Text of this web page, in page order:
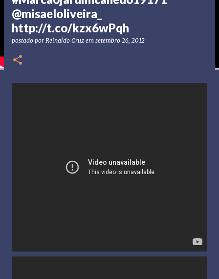
@misaeloliveira_
http://t.co/kzx6wPqh
postado por Reinaldo Cruz em setembro 26, 2012